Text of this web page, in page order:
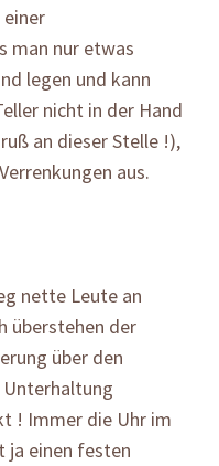
einer
man nur etwas
legen und kann
nicht in der Hand
an dieser Stelle !),
aus.
nette Leute an
überstehen der
über den
! Immer die Uhr im
ja einen festen